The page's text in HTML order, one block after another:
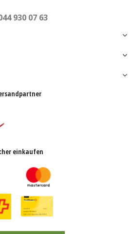
930 07 63
einkaufen